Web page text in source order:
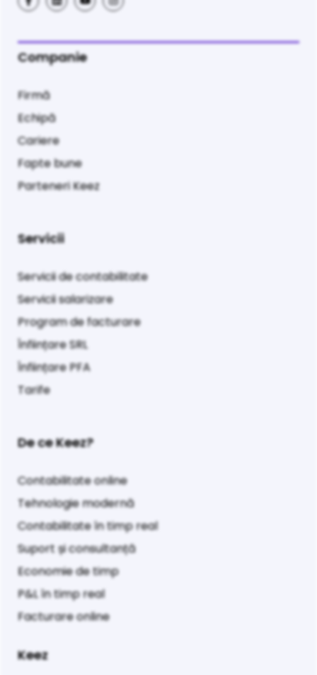
Companie
Firmă
Echipă
Cariere
Fapte bune
Parteneri Keez
Servicii
Servicii de contabilitate
Servicii salarizare
Program de facturare
Înființare SRL
Înființare PFA
Tarife
De ce Keez?
Contabilitate online
Tehnologie modernă
Contabilitate în timp real
Suport și consultanță
Economie de timp
P&L în timp real
Facturare online
Keez